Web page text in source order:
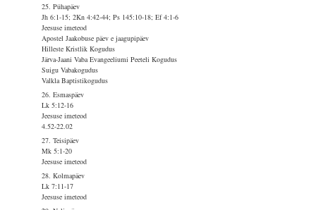
25. Pühapäev
Jh 6:1-15; 2Kn 4:42-44; Ps 145:10-18; Ef 4:1-6
Jeesuse imeteod
Apostel Jaakobuse päev e jaagupipäev
Hilleste Kristlik Kogudus
Järva-Jaani Vaba Evangeeliumi Peeteli Kogudus
Suigu Vabakogudus
Valkla Baptistikogudus
26. Esmaspäev
Lk 5:12-16
Jeesuse imeteod
4.52-22.02
27. Teisipäev
Mk 5:1-20
Jeesuse imeteod
28. Kolmapäev
Lk 7:11-17
Jeesuse imeteod